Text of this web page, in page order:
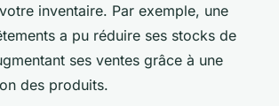
inventaire. Par exemple, une
a pu réduire ses stocks de
ses ventes grâce à une
des produits.